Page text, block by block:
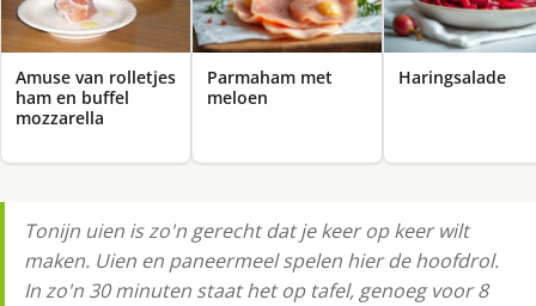
Amuse van rolletjes
ham en buffel
mozzarella
Parmaham met
meloen
Haringsalade
Tonijn uien is zo'n gerecht dat je keer op keer wilt
maken. Uien en paneermeel spelen hier de hoofdrol.
In zo'n 30 minuten staat het op tafel, genoeg voor 8